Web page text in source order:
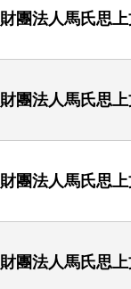
財團法人馬氏思
財團法人馬氏思
財團法人馬氏思
財團法人馬氏思